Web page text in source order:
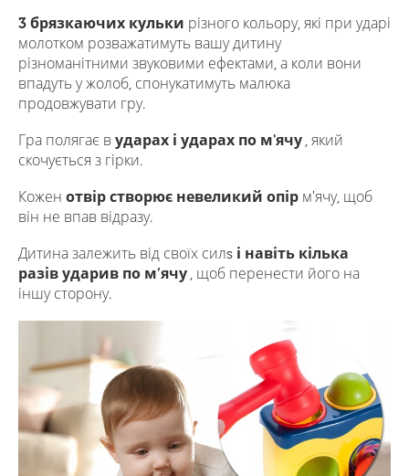
3 брязкаючих кульки різного кольору, які при ударі
молотком розважатимуть вашу дитину
різноманітними звуковими ефектами, а коли вони
впадуть у жолоб, спонукатимуть малюка
продовжувати гру.
Гра полягає в ударах і ударах по м'ячу , який
скочується з гірки.
Кожен отвір створює невеликий опір м'ячу, щоб
він не впав відразу.
Дитина залежить від своїх силs і навіть кілька
разів ударив по м’ячу , щоб перенести його на
іншу сторону.